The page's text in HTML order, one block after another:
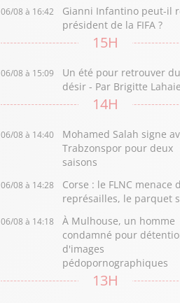
06/08 à 16:42
Gianni Infantino peut-il
président de la FIFA ?
15H
06/08 à 15:09
Un été pour retrouver du
désir - Par Brigitte Lahaie
14H
06/08 à 14:40
Mohamed Salah signe
Trabzonspor pour deux
saisons
06/08 à 14:28
Corse : le FLNC menace
représailles, le parquet
06/08 à 14:18
À Mulhouse, un homme
condamné pour
d'images
pédopornographiques
13H